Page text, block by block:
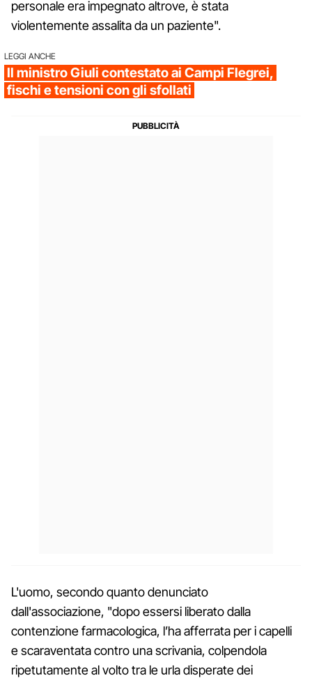
personale era impegnato altrove, è stata
violentemente assalita da un paziente".
LEGGI ANCHE
Il ministro Giuli contestato ai Campi Flegrei,
fischi e tensioni con gli sfollati
L'uomo, secondo quanto denunciato
dall'associazione, "dopo essersi liberato dalla
contenzione farmacologica, l’ha afferrata per i capelli
e scaraventata contro una scrivania, colpendola
ripetutamente al volto tra le urla disperate dei